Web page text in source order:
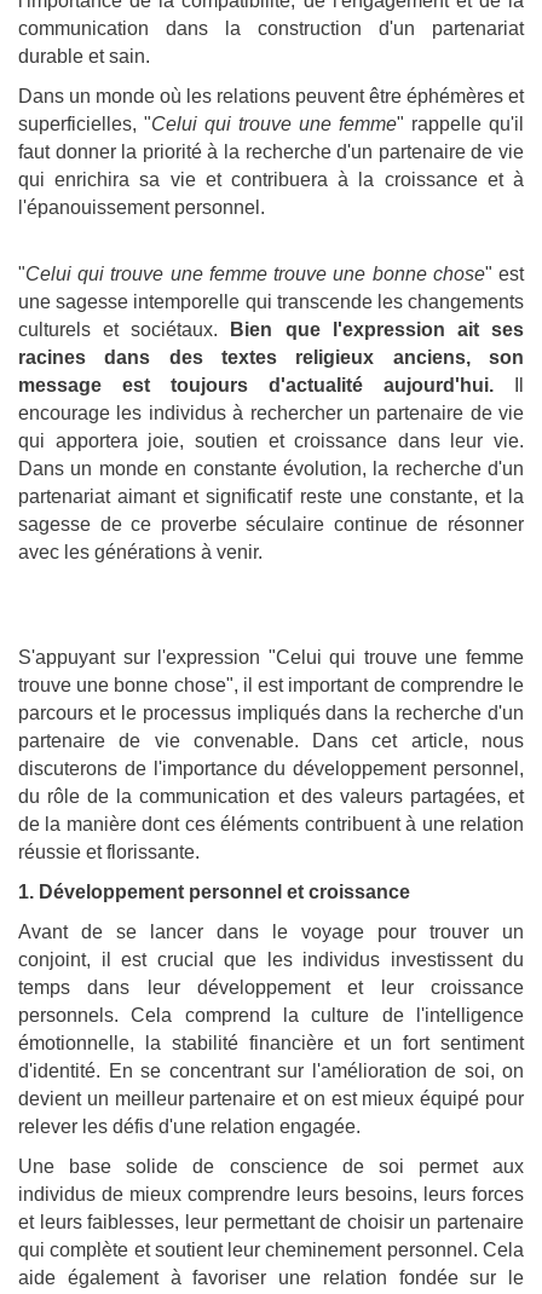
communication dans la construction d'un partenariat
durable et sain.
Dans un monde où les relations peuvent être éphémères et
superficielles, "Celui qui trouve une femme" rappelle qu'il
faut donner la priorité à la recherche d'un partenaire de vie
qui enrichira sa vie et contribuera à la croissance et à
l'épanouissement personnel.
"Celui qui trouve une femme trouve une bonne chose" est
une sagesse intemporelle qui transcende les changements
culturels et sociétaux. Bien que l'expression ait ses
racines dans des textes religieux anciens, son
message est toujours d'actualité aujourd'hui.
encourage les individus à rechercher un partenaire de vie
qui apportera joie, soutien et croissance dans leur vie.
Dans un monde en constante évolution, la recherche d'un
partenariat aimant et significatif reste une constante, et la
sagesse de ce proverbe séculaire continue de résonner
avec les générations à venir.
S'appuyant sur l'expression "Celui qui trouve une femme
trouve une bonne chose", il est important de comprendre le
parcours et le processus impliqués dans la recherche d'un
partenaire de vie convenable. Dans cet article, nous
discuterons de l'importance du développement personnel,
du rôle de la communication et des valeurs partagées, et
de la manière dont ces éléments contribuent à une relation
réussie et florissante.
1. Développement personnel et croissance
Avant de se lancer dans le voyage pour trouver un
conjoint, il est crucial que les individus investissent du
temps dans leur développement et leur croissance
personnels. Cela comprend la culture de l'intelligence
émotionnelle, la stabilité financière et un fort sentiment
d'identité. En se concentrant sur l'amélioration de soi, on
devient un meilleur partenaire et on est mieux équipé pour
relever les défis d'une relation engagée.
Une base solide de conscience de soi permet aux
individus de mieux comprendre leurs besoins, leurs forces
et leurs faiblesses, leur permettant de choisir un partenaire
qui complète et soutient leur cheminement personnel. Cela
aide également à favoriser une relation fondée sur le